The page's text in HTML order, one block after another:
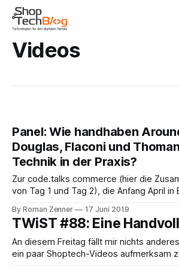
Videos
Panel: Wie handhaben
Douglas, Flaconi und
Technik in der Praxis?
Zur code.talks commerce (hier die
von Tag 1 und Tag 2), die Anfang April in
zusammenbekommen und mit ihnen
Skalierung, Aufbau von Teams etc.
waren Steffen Heilmann von
von Douglas, David
By Roman Zenner 17 Juni 2019
TWiST #88: Eine
An diesem Freitag fällt mir nichts
ein paar Shoptech-Videos aufmerksam